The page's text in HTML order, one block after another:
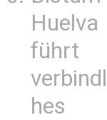
Huelva
führt
hes